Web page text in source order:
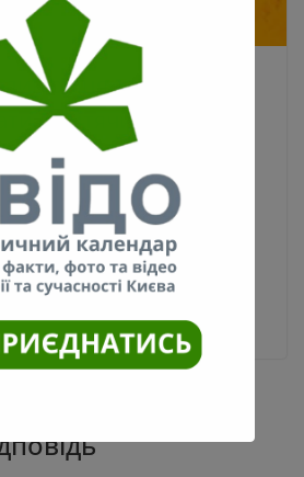
обіцянку повністю
7 дитячих садків у
не виконав обіцянку
семи дитячих садків в
міський голова давав 7